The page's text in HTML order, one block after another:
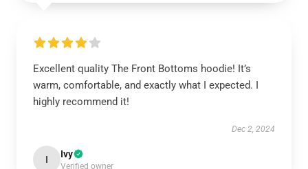
Excellent quality The Front Bottoms hoodie! It’s
warm, comfortable, and exactly what I expected. I
highly recommend it!
Dec 2, 2024
I Ivy
Verified owner